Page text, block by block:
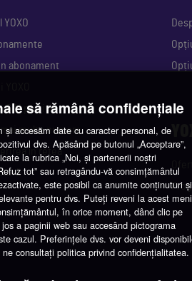
abonament
SIM potrivit
multe numere
în rețea
să rămână confidențiale
accesăm date cu caracter personal, de
dvs. Apăsând pe butonul „Acceptare”,
la rubrica „Noi, și partenerii noștri
tot” sau retragându-vă consimțământul
este posibil ca anumite conținuturi și
pentru dvs. Puteți reveni la acest
în orice moment, dând clic pe
a paginii web sau accesând pictograma
cazul. Preferințele dvs. vor deveni
consultați politica privind confidențialitatea.